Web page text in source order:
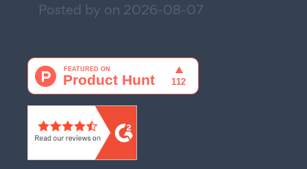
Posted by on 2026-08-07